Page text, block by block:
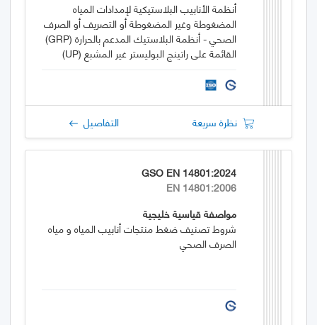
أنظمة الأنابيب البلاستيكية لإمدادات المياه
المضغوطة وغير المضغوطة أو التصريف أو الصرف
الصحي - أنظمة البلاستيك المدعم بالحرارة (GRP)
القائمة على راتينج البوليستر غير المشبع (UP)
نظرة سريعة التفاصيل
GSO EN 14801:2024
EN 14801:2006
مواصفة قياسية خليجية
شروط تصنيف ضغط منتجات أنابيب المياه و مياه
الصرف الصحي